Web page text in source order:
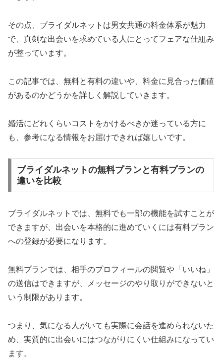
その点、ブライダルネットは男女共通の料金体系が魅力
で、真剣な出会いを求めている人にとってフェアな仕組み
が整っています。
この記事では、無料と有料の違いや、料金に見合った価値
があるのかどうかを詳しく解説していきます。
婚活にどれくらいコストをかけるべきか迷っている方に
も、参考になる情報をお届けできれば嬉しいです。
ブライダルネットの無料プランと有料プランの
違いを比較
ブライダルネットでは、無料でも一部の機能を試すことが
できますが、出会いを本格的に進めていくには有料プラン
への登録が必要になります。
無料プランでは、相手のプロフィールの閲覧や「いいね」
の送信はできますが、メッセージのやり取りができないと
いう制限があります。
つまり、気になる人がいても実際に会話を進められないた
め、実質的に出会いにはつながりにくい仕組みになってい
ます。